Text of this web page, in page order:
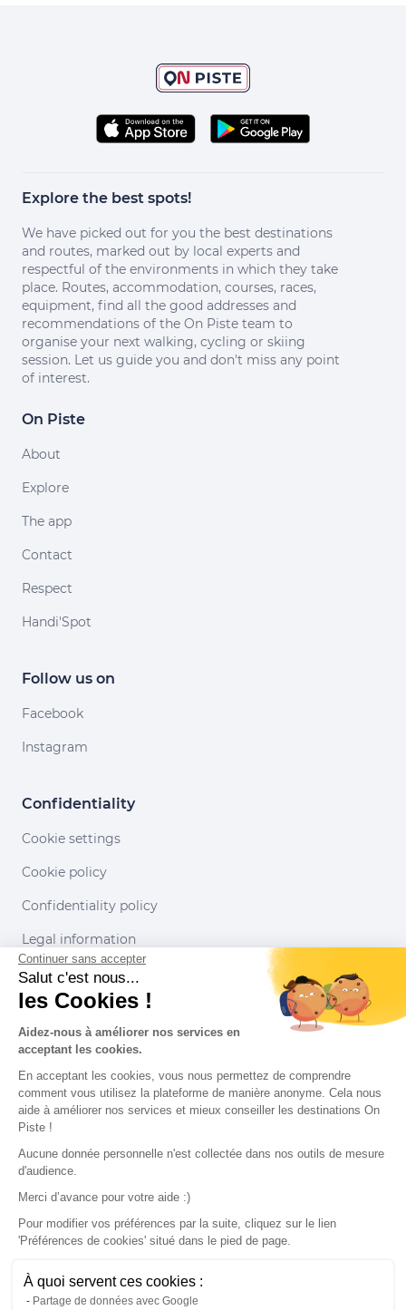
Explore the best spots!
We have picked out for you the best destinations
and routes, marked out by local experts and
respectful of the environments in which they take
place. Routes, accommodation, courses, races,
equipment, find all the good addresses and
recommendations of the On Piste team to
organise your next walking, cycling or skiing
session. Let us guide you and don't miss any point
of interest.
On Piste
About
Explore
The app
Contact
Respect
Handi'Spot
Follow us on
Facebook
Instagram
Confidentiality
Cookie settings
Cookie policy
Confidentiality policy
Legal information
Conditions of use
Our partners
v. 1.45.0
Continuer sans accepter
Salut c'est nous...
les Cookies !
Aidez-nous à améliorer nos services en
acceptant les cookies.
En acceptant les cookies, vous nous permettez de comprendre
comment vous utilisez la plateforme de manière anonyme. Cela nous
aide à améliorer nos services et mieux conseiller les destinations On
Piste !
Aucune donnée personnelle n'est collectée dans nos outils de mesure
d'audience.
Merci d’avance pour votre aide :)
Pour modifier vos préférences par la suite, cliquez sur le lien
'Préférences de cookies' situé dans le pied de page.
À quoi servent ces cookies :
Partage de données avec Google